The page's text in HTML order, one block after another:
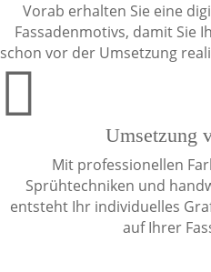
Vorab erhalten Sie eine
Fassadenmotivs, damit Sie
schon vor der Umsetzung

Umsetzung
Mit professionellen
Sprühtechniken und
entsteht Ihr individuelles
auf Ihrer